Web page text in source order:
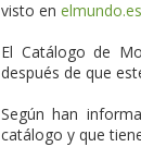
visto en elmundo.es
El Catálogo de
después de que
Según han
catálogo y que